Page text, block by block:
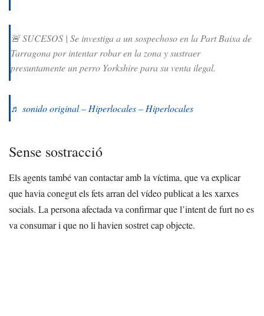
🚨 SUCESOS | Se investiga a un sospechoso en la Part Baixa de
Tarragona por intentar robar en la zona y sustraer
presuntamente un perro Yorkshire para su venta ilegal.
♬ sonido original – Hiperlocales – Hiperlocales
Sense sostracció
Els agents també van contactar amb la víctima, que va explicar
que havia conegut els fets arran del vídeo publicat a les xarxes
socials. La persona afectada va confirmar que l’intent de furt no es
va consumar i que no li havien sostret cap objecte.